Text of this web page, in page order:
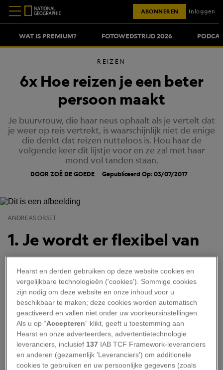
WAT IS PREMIUM? FOTOWEDSTRIJD 2026
ABONNEREN Inloggen
REIZEN
6x Hoe reizen je een beter
persoon maakt
Je buurvrouw, die haar neus ophaalt als je vertelt dat
je weer op reis vertrekt, is waarschijnlijk niet de enige
die denkt dat reizen nutteloos is. Hou haar de
volgende keer dit lijstje voor en ze zal met haar
mond vol tanden staan.
DOOR ZOË DE GOEDE Gepubliceerd Op: 03/07/2017
ANDREAS ORSET
1. Je wordt er flexibel van
staan. De bus komt niet opdagen of hij komt een
paar uur later dan verwacht. Het eten is nooit
helemaal wat je wilde en soms heb je zelfs geen
keuze. Je moet je gewoon aanpassen en plooien
naar de situatie. Daarvan leer je flexibel te zijn en
je eigen verwachtingen aan de kant te schuiven.
Kwaliteiten die je ook thuis heel goed kunt
Hearst en derden gebruiken op deze website cookies en
vergelijkbare technologieën ('cookies'). Sommige cookies
zijn nodig om deze website en onze inhoud voor u
beschikbaar te maken; deze cookies worden automatisch
geactiveerd en vallen niet onder uw voorkeursinstellingen.
Als u op “Accepteren” klikt, geeft u toestemming aan
Hearst en onze adverteerders, advertentietechnologie
leveranciers, inclusief 137 IAB TCF Framework-leveranciers
en anderen (gezamenlijk 'Leveranciers') om additionele
cookies te gebruiken en uw persoonlijke gegevens (zoals